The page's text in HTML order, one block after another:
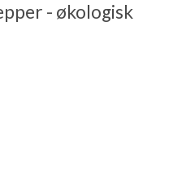
- økologisk